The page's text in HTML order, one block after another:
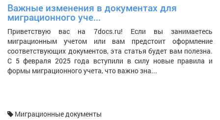
Важные изменения в документах для
миграционного уче...
Приветствую вас на 7docs.ru! Если вы занимаетесь
миграционным учетом или вам предстоит оформление
соответствующих документов, эта статья будет вам полезна.
С 5 февраля 2025 года вступили в силу новые правила и
формы миграционного учета, что важно зна...
Миграционные документы